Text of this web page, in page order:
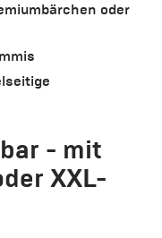
oder
- mit
XXL-